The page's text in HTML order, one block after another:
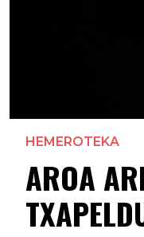
HEMEROTEKA
AROA